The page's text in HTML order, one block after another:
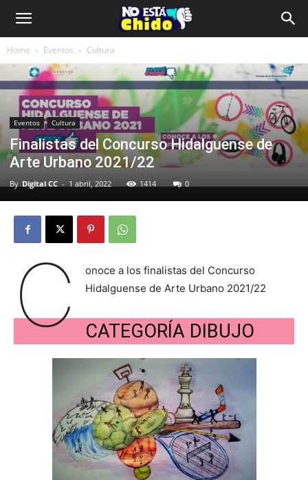
Home Eventos Cultura
Eventos Cultura
Finalistas del Concurso Hidalguense de
Arte Urbano 2021/22
By Digital CC - 1 abril, 2022 1414 0
C
onoce a los finalistas del Concurso
Hidalguense de Arte Urbano 2021/22
CATEGORÍA DIBUJO